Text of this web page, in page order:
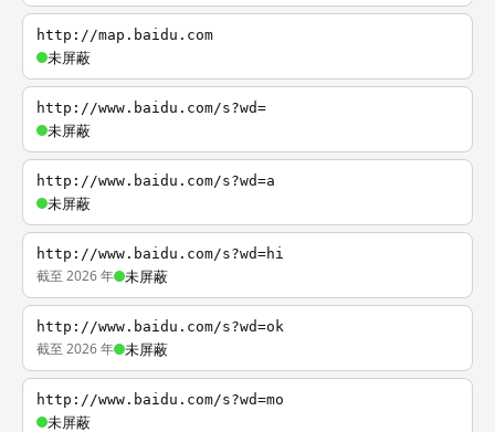
http://map.baidu.com
未屏蔽
http://www.baidu.com/s?wd=
未屏蔽
http://www.baidu.com/s?wd=a
未屏蔽
http://www.baidu.com/s?wd=hi
截至 2026 年 未屏蔽
http://www.baidu.com/s?wd=ok
截至 2026 年 未屏蔽
http://www.baidu.com/s?wd=mo
未屏蔽